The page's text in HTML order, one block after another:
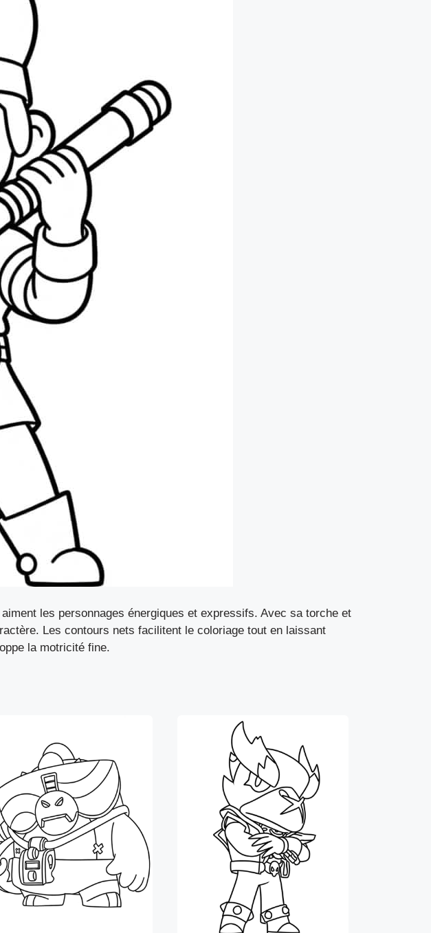
les personnages énergiques et expressifs. Avec sa torche et
Les contours nets facilitent le coloriage tout en laissant
la motricité fine.